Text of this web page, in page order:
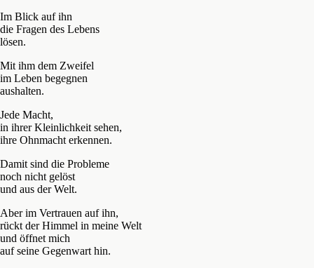
Im Blick auf ihn
die Fragen des Lebens
lösen.
Mit ihm dem Zweifel
im Leben begegnen
aushalten.
Jede Macht,
in ihrer Kleinlichkeit sehen,
ihre Ohnmacht erkennen.
Damit sind die Probleme
noch nicht gelöst
und aus der Welt.
Aber im Vertrauen auf ihn,
rückt der Himmel in meine Welt
und öffnet mich
auf seine Gegenwart hin.